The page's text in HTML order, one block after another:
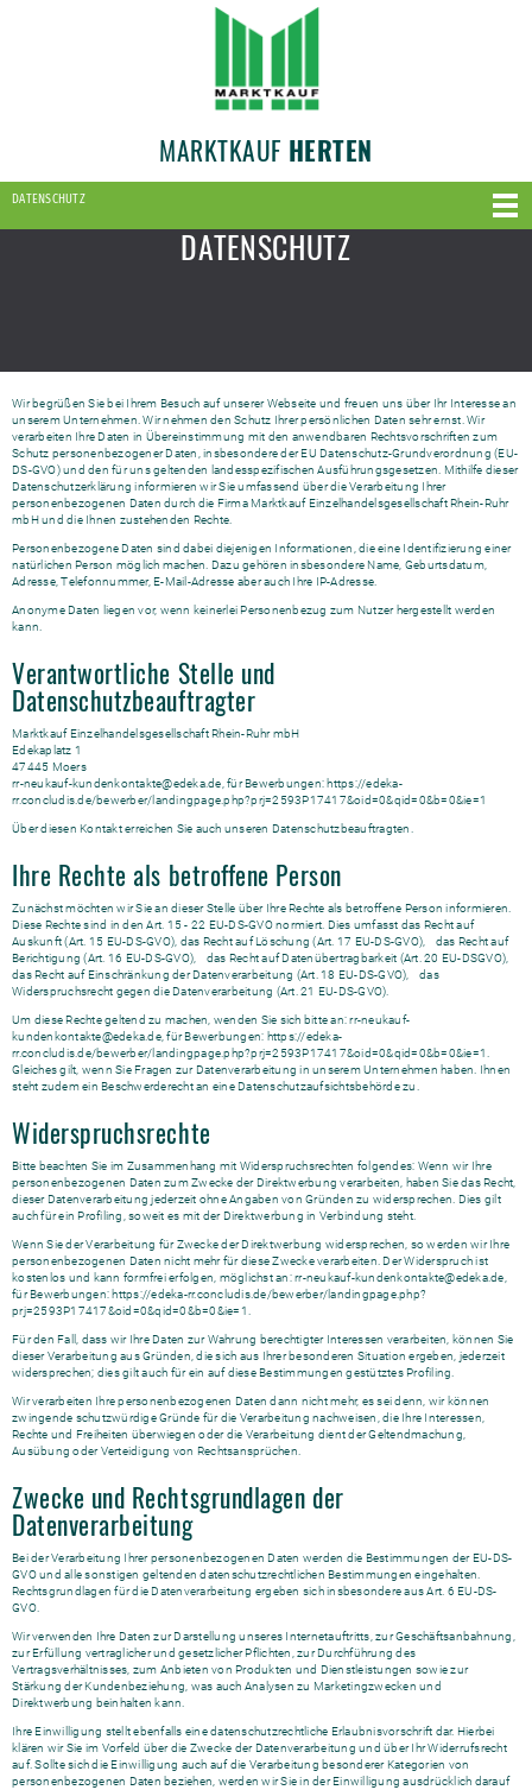
MARKTKAUF HERTEN
DATENSCHUTZ
DATENSCHUTZ
Wir begrüßen Sie bei Ihrem Besuch auf unserer Webseite und freuen uns über Ihr Interesse an
unserem Unternehmen. Wir nehmen den Schutz Ihrer persönlichen Daten sehr ernst. Wir
verarbeiten Ihre Daten in Übereinstimmung mit den anwendbaren Rechtsvorschriften zum
Schutz personenbezogener Daten, insbesondere der EU Datenschutz-Grundverordnung (EU-
DS-GVO) und den für uns geltenden landesspezifischen Ausführungsgesetzen. Mithilfe dieser
Datenschutzerklärung informieren wir Sie umfassend über die Verarbeitung Ihrer
personenbezogenen Daten durch die Firma Marktkauf Einzelhandelsgesellschaft Rhein-Ruhr
mbH und die Ihnen zustehenden Rechte.
Personenbezogene Daten sind dabei diejenigen Informationen, die eine Identifizierung einer
natürlichen Person möglich machen. Dazu gehören insbesondere Name, Geburtsdatum,
Adresse, Telefonnummer, E-Mail-Adresse aber auch Ihre IP-Adresse.
Anonyme Daten liegen vor, wenn keinerlei Personenbezug zum Nutzer hergestellt werden
kann.
Verantwortliche Stelle und
Datenschutzbeauftragter
Marktkauf Einzelhandelsgesellschaft Rhein-Ruhr mbH
Edekaplatz 1
47445 Moers
rr-neukauf-kundenkontakte@edeka.de, für Bewerbungen: https://edeka-
rr.concludis.de/bewerber/landingpage.php?prj=2593P17417&oid=0&qid=0&b=0&ie=1
Über diesen Kontakt erreichen Sie auch unseren Datenschutzbeauftragten.
Ihre Rechte als betroffene Person
Zunächst möchten wir Sie an dieser Stelle über Ihre Rechte als betroffene Person informieren.
Diese Rechte sind in den Art. 15 - 22 EU-DS-GVO normiert. Dies umfasst das Recht auf
Auskunft (Art. 15 EU-DS-GVO), das Recht auf Löschung (Art. 17 EU-DS-GVO), das Recht auf
Berichtigung (Art. 16 EU-DS-GVO), das Recht auf Datenübertragbarkeit (Art. 20 EU-DSGVO),
das Recht auf Einschränkung der Datenverarbeitung (Art. 18 EU-DS-GVO), das
Widerspruchsrecht gegen die Datenverarbeitung (Art. 21 EU-DS-GVO).
Um diese Rechte geltend zu machen, wenden Sie sich bitte an: rr-neukauf-
kundenkontakte@edeka.de, für Bewerbungen: https://edeka-
rr.concludis.de/bewerber/landingpage.php?prj=2593P17417&oid=0&qid=0&b=0&ie=1.
Gleiches gilt, wenn Sie Fragen zur Datenverarbeitung in unserem Unternehmen haben. Ihnen
steht zudem ein Beschwerderecht an eine Datenschutzaufsichtsbehörde zu.
Widerspruchsrechte
Bitte beachten Sie im Zusammenhang mit Widerspruchsrechten folgendes: Wenn wir Ihre
personenbezogenen Daten zum Zwecke der Direktwerbung verarbeiten, haben Sie das Recht,
dieser Datenverarbeitung jederzeit ohne Angaben von Gründen zu widersprechen. Dies gilt
auch für ein Profiling, soweit es mit der Direktwerbung in Verbindung steht.
Wenn Sie der Verarbeitung für Zwecke der Direktwerbung widersprechen, so werden wir Ihre
personenbezogenen Daten nicht mehr für diese Zwecke verarbeiten. Der Widerspruch ist
kostenlos und kann formfrei erfolgen, möglichst an: rr-neukauf-kundenkontakte@edeka.de,
für Bewerbungen: https://edeka-rr.concludis.de/bewerber/landingpage.php?
prj=2593P17417&oid=0&qid=0&b=0&ie=1.
Für den Fall, dass wir Ihre Daten zur Wahrung berechtigter Interessen verarbeiten, können Sie
dieser Verarbeitung aus Gründen, die sich aus Ihrer besonderen Situation ergeben, jederzeit
widersprechen; dies gilt auch für ein auf diese Bestimmungen gestütztes Profiling.
Wir verarbeiten Ihre personenbezogenen Daten dann nicht mehr, es sei denn, wir können
zwingende schutzwürdige Gründe für die Verarbeitung nachweisen, die Ihre Interessen,
Rechte und Freiheiten überwiegen oder die Verarbeitung dient der Geltendmachung,
Ausübung oder Verteidigung von Rechtsansprüchen.
Zwecke und Rechtsgrundlagen der
Datenverarbeitung
Bei der Verarbeitung Ihrer personenbezogenen Daten werden die Bestimmungen der EU-DS-
GVO und alle sonstigen geltenden datenschutzrechtlichen Bestimmungen eingehalten.
Rechtsgrundlagen für die Datenverarbeitung ergeben sich insbesondere aus Art. 6 EU-DS-
GVO.
Wir verwenden Ihre Daten zur Darstellung unseres Internetauftritts, zur Geschäftsanbahnung,
zur Erfüllung vertraglicher und gesetzlicher Pflichten, zur Durchführung des
Vertragsverhältnisses, zum Anbieten von Produkten und Dienstleistungen sowie zur
Stärkung der Kundenbeziehung, was auch Analysen zu Marketingzwecken und
Direktwerbung beinhalten kann.
Ihre Einwilligung stellt ebenfalls eine datenschutzrechtliche Erlaubnisvorschrift dar. Hierbei
klären wir Sie im Vorfeld über die Zwecke der Datenverarbeitung und über Ihr Widerrufsrecht
auf. Sollte sich die Einwilligung auch auf die Verarbeitung besonderer Kategorien von
personenbezogenen Daten beziehen, werden wir Sie in der Einwilligung ausdrücklich darauf